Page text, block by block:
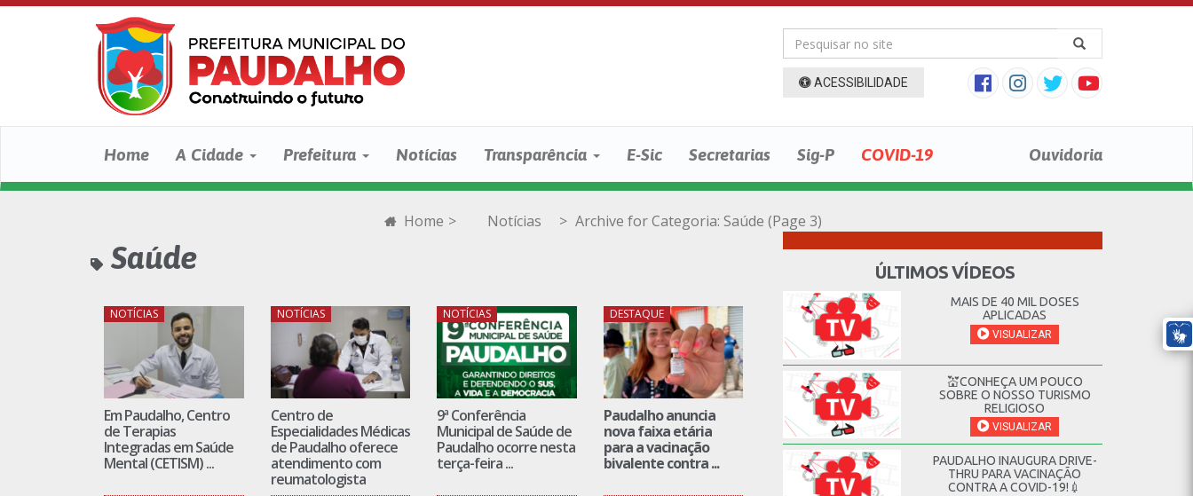
ACESSIBILIDADE
Home A Cidade Prefeitura Notícias Transparência E-Sic Secretarias Sig-P COVID-19 Ouvidoria
Home > Notícias > Archive forCategoria: Saúde (Page 3)
Saúde
NOTÍCIAS
Em Paudalho, Centro
de Terapias
Integradas em Saúde
Mental (CETISM) ...
NOTÍCIAS
Centro de
Especialidades Médicas
de Paudalho oferece
atendimento com
reumatologista
NOTÍCIAS
9ª Conferência
Municipal de Saúde de
Paudalho ocorre nesta
terça-feira ...
DESTAQUE
Paudalho anuncia
nova faixa etária
para a vacinação
bivalente contra ...
ÚLTIMOS VÍDEOS
MAIS DE 40 MIL DOSES
APLICADAS
VISUALIZAR
💒CONHEÇA UM POUCO
SOBRE O NOSSO TURISMO
RELIGIOSO
VISUALIZAR
PAUDALHO INAUGURA DRIVE-
THRU PARA VACINAÇÃO
CONTRA A COVID-19!💉